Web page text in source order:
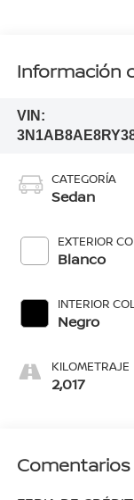
Información
VIN:
CATEGORÍA
Sedan
EXTERIOR
Blanco
INTERIOR
Negro
KILOMETRAJE
2,017